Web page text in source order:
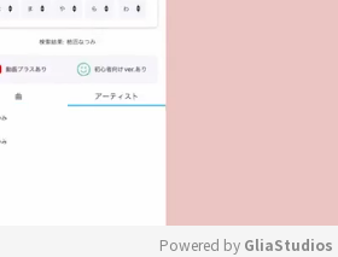
Powered by GliaStudios